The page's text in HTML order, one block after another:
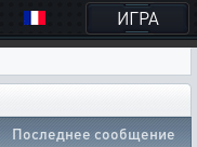
ИГРА
Последнее сообщение